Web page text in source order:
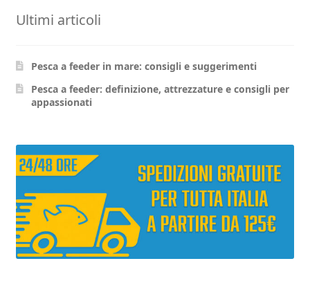
nella
pagina
Ultimi articoli
Pesca a feeder in mare: consigli e suggerimenti
Pesca a feeder: definizione, attrezzature e consigli per
appassionati